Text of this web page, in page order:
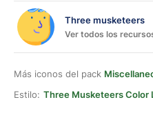
Three musketeers
Ver todos los
Más iconos del pack
Estilo: Three Musketeers Color